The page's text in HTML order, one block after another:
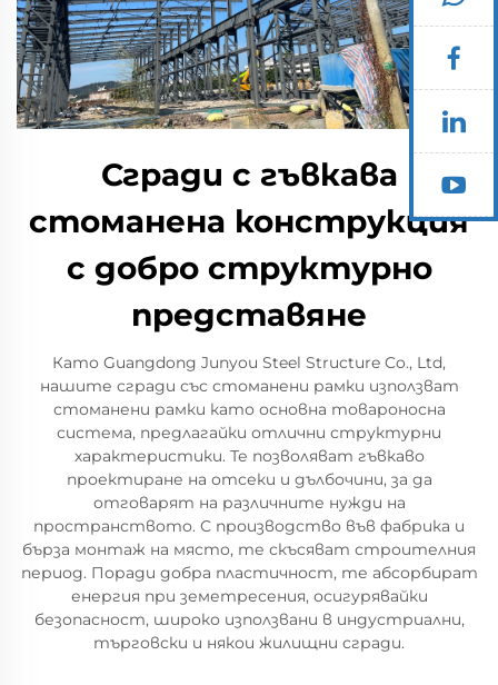
Сгради с гъвкава
стоманена конструкция
с добро структурно
представяне
Като Guangdong Junyou Steel Structure Co., Ltd,
нашите сгради със стоманени рамки използват
стоманени рамки като основна товароносна
система, предлагайки отлични структурни
характеристики. Те позволяват гъвкаво
проектиране на отсеки и дълбочини, за да
отговарят на различните нужди на
пространството. С производство във фабрика и
бърза монтаж на място, те скъсяват строителния
период. Поради добра пластичност, те абсорбират
енергия при земетресения, осигурявайки
безопасност, широко използвани в индустриални,
търговски и някои жилищни сгради.